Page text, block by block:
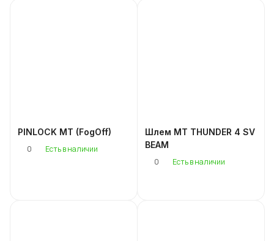
PINLOCK MT (FogOff)
0
Есть в наличии
Шлем MT THUNDER 4 SV
BEAM
0
Есть в наличии